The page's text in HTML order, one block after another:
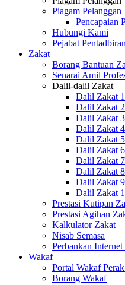
Piagam Pelanggan
Pencapaian
Hubungi Kami
Pejabat
Zakat
Borang Bantuan
Senarai Amil
Dalil-dalil Zakat
Dalil Zakat 1
Dalil Zakat 2
Dalil Zakat 3
Dalil Zakat 4
Dalil Zakat 5
Dalil Zakat 6
Dalil Zakat 7
Dalil Zakat 8
Dalil Zakat 9
Dalil Zakat
Prestasi Kutipan
Prestasi Agihan
Kalkulator Zakat
Nisab Semasa
Perbankan
Wakaf
Portal Wakaf
Borang Wakaf